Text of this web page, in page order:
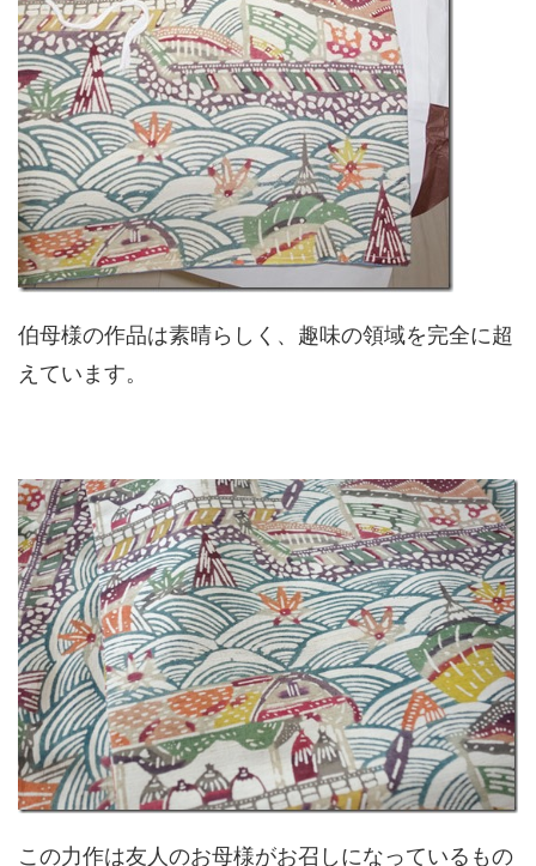
伯母様の作品は素晴らしく、趣味の領域を完全に超
えています。
この力作は友人のお母様がお召しになっているもの